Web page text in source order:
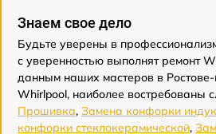
Знаем свое дело
Будьте уверены в
с уверенностью выполнят ремонт
данным наших мастеров в
Whirlpool, наиболее востребованы
Прошивка, Замена конфорки
конфорки стеклокерамической,